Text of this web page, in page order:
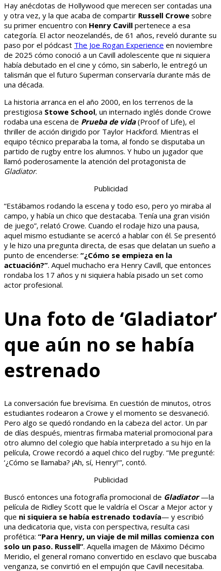
Hay anécdotas de Hollywood que merecen ser contadas una
y otra vez, y la que acaba de compartir Russell Crowe sobre
su primer encuentro con Henry Cavill pertenece a esa
categoría. El actor neozelandés, de 61 años, reveló durante su
paso por el pódcast The Joe Rogan Experience en noviembre
de 2025 cómo conoció a un Cavill adolescente que ni siquiera
había debutado en el cine y cómo, sin saberlo, le entregó un
talismán que el futuro Superman conservaría durante más de
una década.
La historia arranca en el año 2000, en los terrenos de la
prestigiosa Stowe School, un internado inglés donde Crowe
rodaba una escena de Prueba de vida(Proof of Life), el
thriller de acción dirigido por Taylor Hackford. Mientras el
equipo técnico preparaba la toma, al fondo se disputaba un
partido de rugby entre los alumnos. Y hubo un jugador que
llamó poderosamente la atención del protagonista de
Gladiator.
Publicidad
“Estábamos rodando la escena y todo eso, pero yo miraba al
campo, y había un chico que destacaba. Tenía una gran visión
de juego”, relató Crowe. Cuando el rodaje hizo una pausa,
aquel mismo estudiante se acercó a hablar con él. Se presentó
y le hizo una pregunta directa, de esas que delatan un sueño a
punto de encenderse: “¿Cómo se empieza en la
actuación?”. Aquel muchacho era Henry Cavill, que entonces
rondaba los 17 años y ni siquiera había pisado un set como
actor profesional.
Una foto de ‘Gladiator’
que aún no se había
estrenado
La conversación fue brevísima. En cuestión de minutos, otros
estudiantes rodearon a Crowe y el momento se desvaneció.
Pero algo se quedó rondando en la cabeza del actor. Un par
de días después, mientras firmaba material promocional para
otro alumno del colegio que había interpretado a su hijo en la
película, Crowe recordó a aquel chico del rugby. “Me pregunté:
‘¿Cómo se llamaba? ¡Ah, sí, Henry!'”, contó.
Publicidad
Buscó entonces una fotografía promocional de Gladiator—la
película de Ridley Scott que le valdría el Oscar a Mejor actor y
que ni siquiera se había estrenado todavía— y escribió
una dedicatoria que, vista con perspectiva, resulta casi
profética: “Para Henry, un viaje de mil millas comienza con
solo un paso. Russell”. Aquella imagen de Máximo Décimo
Meridio, el general romano convertido en esclavo que buscaba
venganza, se convirtió en el empujón que Cavill necesitaba.